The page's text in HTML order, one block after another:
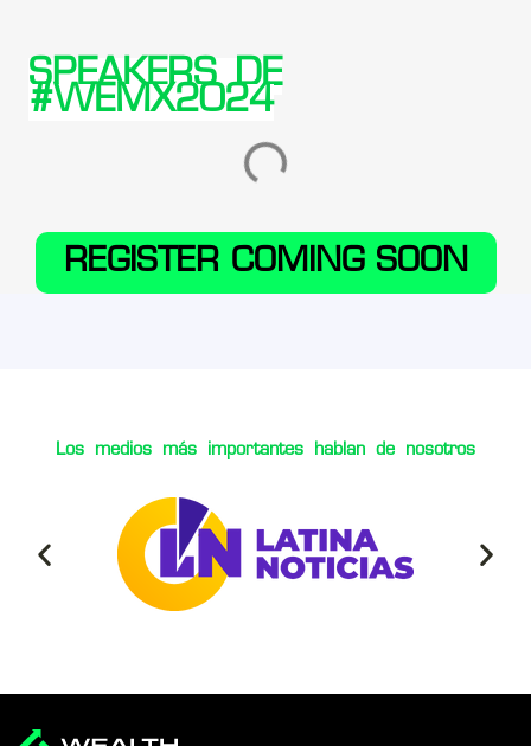
SPEAKERS DE
#WEMX2024
REGISTER COMING SOON
Los medios más importantes hablan de nosotros